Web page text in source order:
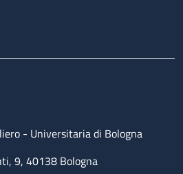
- Universitaria di Bologna
9, 40138 Bologna